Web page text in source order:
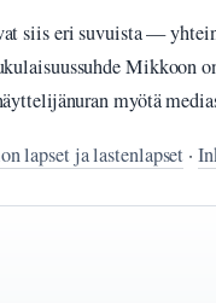
siis eri suvuista —
Mikkoon
myötä
lapset ja lastenlapset ·